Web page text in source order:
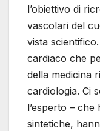
l’obiettivo di
vascolari del
vista
cardiaco che
della medicina
cardiologia. Ci
l’esperto –
sintetiche,